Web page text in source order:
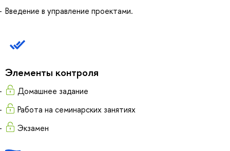
Введение в управление проектами.
Элементы контроля
Домашнее задание
Работа на семинарских занятиях
Экзамен